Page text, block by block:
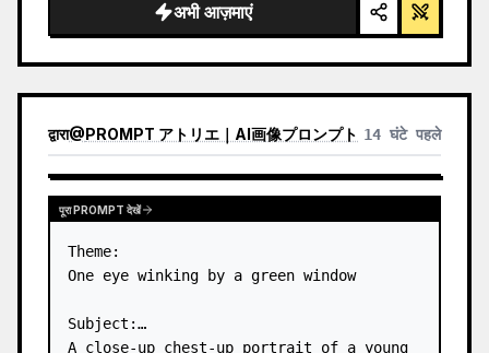
अभी आज़माएं
द्वारा@PROMPT アトリエ｜AI画像プロンプト 14 घंटे पहले
पूरा PROMPT देखें
Theme:
One eye winking by a green window
Subject:
A close-up chest-up portrait of a young